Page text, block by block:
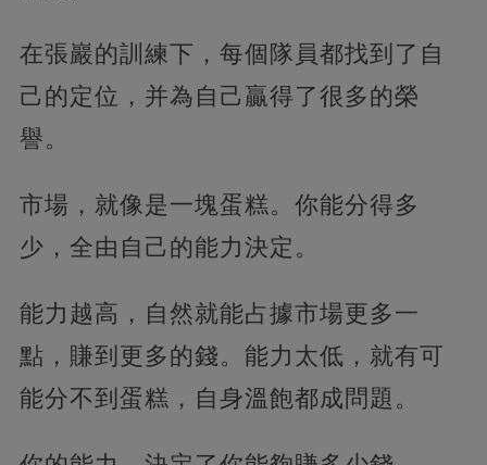
在張巖的訓練下，每個隊員都找到了自
己的定位，并為自己贏得了很多的榮
譽。
市場，就像是一塊蛋糕。你能分得多
少，全由自己的能力決定。
能力越高，自然就能占據市場更多一
點，賺到更多的錢。能力太低，就有可
能分不到蛋糕，自身溫飽都成問題。